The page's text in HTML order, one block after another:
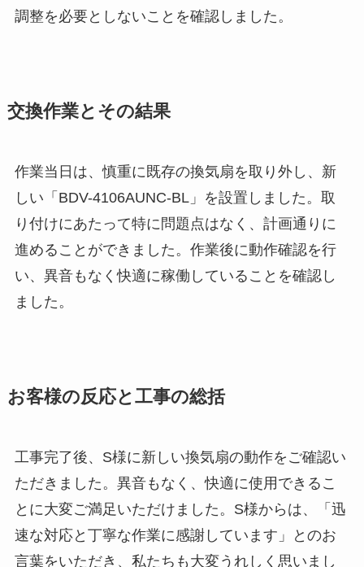
調整を必要としないことを確認しました。
交換作業とその結果
作業当日は、慎重に既存の換気扇を取り外し、新
しい「BDV-4106AUNC-BL」を設置しました。取
り付けにあたって特に問題点はなく、計画通りに
進めることができました。作業後に動作確認を行
い、異音もなく快適に稼働していることを確認し
ました。
お客様の反応と工事の総括
工事完了後、S様に新しい換気扇の動作をご確認い
ただきました。異音もなく、快適に使用できるこ
とに大変ご満足いただけました。S様からは、「迅
速な対応と丁寧な作業に感謝しています」とのお
言葉をいただき、私たちも大変うれしく思いまし